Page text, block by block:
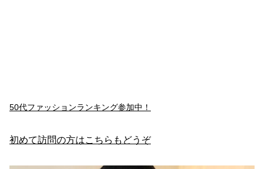
50代ファッションランキング参加中！
初めて訪問の方はこちらもどうぞ